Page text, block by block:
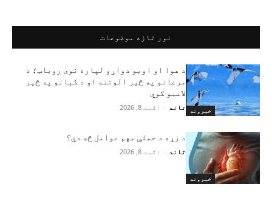
نور تازه موضوعات
خبرونه
د هوا او اوبو دواړو لپاره نوی روباټ؛ د
مرغانو په څېر الوتنه او د کبانو په څېر
لامبو کوي
تاند - اګست 8, 2026
خبرونه
د زړه د حملې مهم عوامل څه دي؟
تاند - اګست 8, 2026